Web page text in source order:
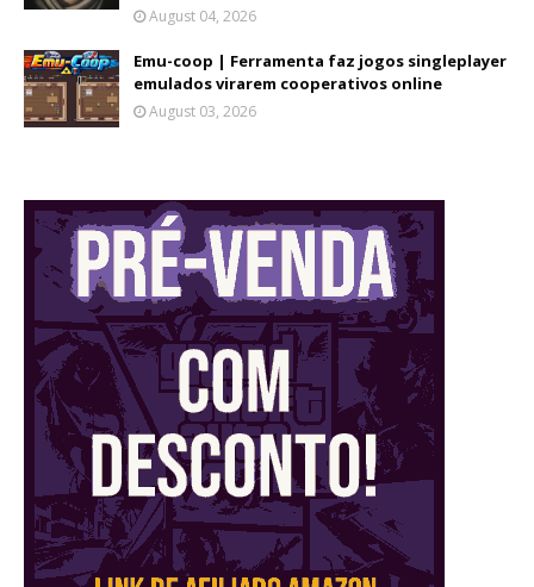
August 04, 2026
Emu-coop | Ferramenta faz jogos singleplayer
emulados virarem cooperativos online
August 03, 2026